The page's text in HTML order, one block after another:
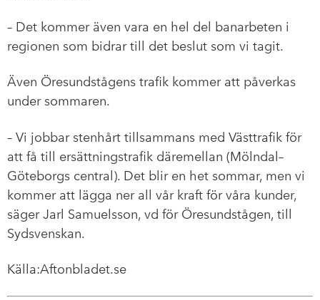
– Det kommer även vara en hel del banarbeten i
regionen som bidrar till det beslut som vi tagit.
Även Öresundstågens trafik kommer att påverkas
under sommaren.
– Vi jobbar stenhårt tillsammans med Västtrafik för
att få till ersättningstrafik däremellan (Mölndal–
Göteborgs central). Det blir en het sommar, men vi
kommer att lägga ner all vår kraft för våra kunder,
säger Jarl Samuelsson, vd för Öresundstågen, till
Sydsvenskan.
Källa:Aftonbladet.se